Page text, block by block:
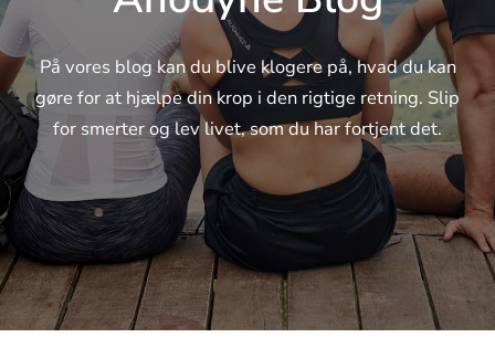
På vores blog kan du blive klogere på, hvad du kan
gøre for at hjælpe din krop i den rigtige retning. Slip
for smerter og lev livet, som du har fortjent det.